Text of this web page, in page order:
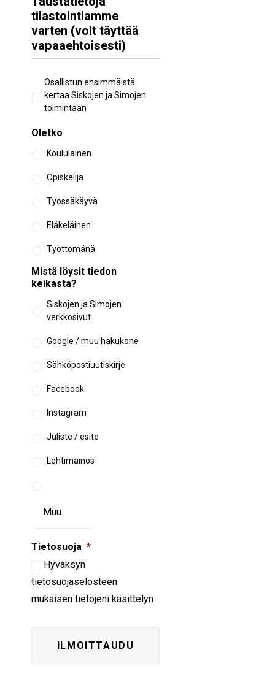
tilastointiamme
varten (voit täyttää
vapaaehtoisesti)
Aiempi
osallistuminen
Osallistun ensimmäistä
kertaa Siskojen ja Simojen
toimintaan
Oletko
Koululainen
Opiskelija
Työssäkäyvä
Eläkeläinen
Työttömänä
Mistä löysit tiedon
keikasta?
Siskojen ja Simojen
verkkosivut
Google / muu hakukone
Sähköpostiuutiskirje
Facebook
Instagram
Juliste / esite
Lehtimainos
Tietosuoja *
Hyväksyn
tietosuojaselosteen
mukaisen tietojeni käsittelyn